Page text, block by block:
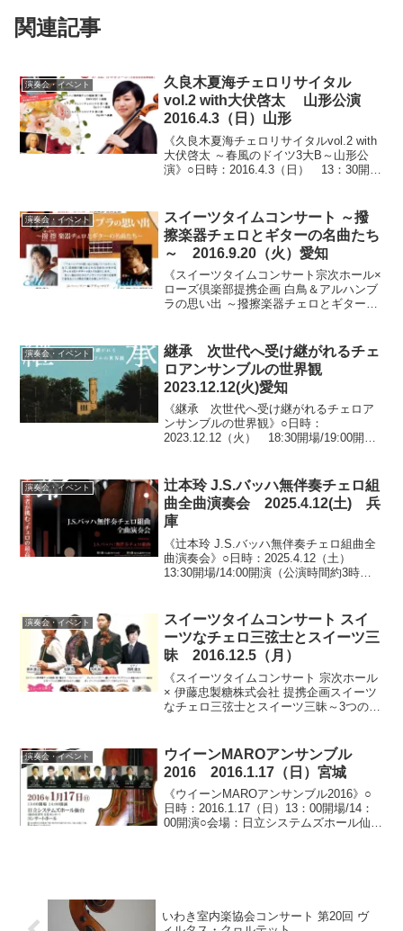
関連記事
演奏会・イベント
久良木夏海チェロリサイタル
vol.2 with大伏啓太 山形公演
2016.4.3（日）山形
《久良木夏海チェロリサイタルvol.2 with
大伏啓太 ～春風のドイツ3大B～山形公
演》○日時：2016.4.3（日） 13：30開
り2,500円（当日3,0...
演奏会・イベント
スイーツタイムコンサート ～撥
擦楽器チェロとギターの名曲たち
～ 2016.9.20（火）愛知
《スイーツタイムコンサート宗次ホール×
ローズ倶楽部提携企画 白鳥＆アルハンブ
ラの思い出 ～撥擦楽器チェロとギターの
定）○会場：宗次ホール（愛知県名古...
演奏会・イベント
継承 次世代へ受け継がれるチェ
ロアンサンブルの世界観
2023.12.12(火)愛知
《継承 次世代へ受け継がれるチェロア
ンサンブルの世界観》○日時：
2023.12.12（火） 18:30開場/19:00開演
席 一般4,000円/学生2,500円○出演...
演奏会・イベント
辻本玲 J.S.バッハ無伴奏チェロ組
曲全曲演奏会 2025.4.12(土) 兵
庫
《辻本玲 J.S.バッハ無伴奏チェロ組曲全
曲演奏会》○日時：2025.4.12（土）
13:30開場/14:00開演（公演時間約3時間
（兵庫県西宮市高松町）○料金...
演奏会・イベント
スイーツタイムコンサート スイ
ーツなチェロ三弦士とスイーツ三
昧 2016.12.5（月）
《スイーツタイムコンサート 宗次ホール
× 伊藤忠製糖株式会社 提携企画スイーツ
なチェロ三弦士とスイーツ三昧～3つのチ
（15：00終演予定）○会場：宗次ホール
（愛...
演奏会・イベント
ウイーンMAROアンサンブル
2016 2016.1.17（日）宮城
《ウイーンMAROアンサンブル2016》○
日時：2016.1.17（日）13：00開場/14：
00開演○会場：日立システムズホール仙台
いわき室内楽協会コンサート 第20回 ヴ